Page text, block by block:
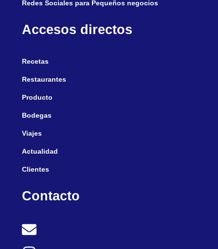
Redes Sociales para Pequeños negocios
Accesos directos
Recetas
Restaurantes
Producto
Bodegas
Viajes
Actualidad
Clientes
Contacto